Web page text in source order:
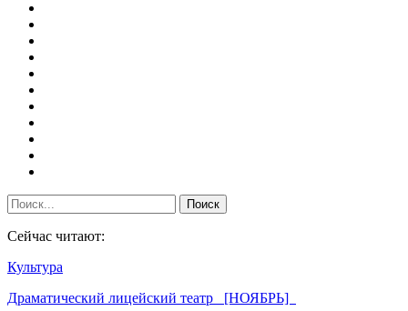
Сейчас читают:
Культура
Драматический лицейский театр [НОЯБРЬ]